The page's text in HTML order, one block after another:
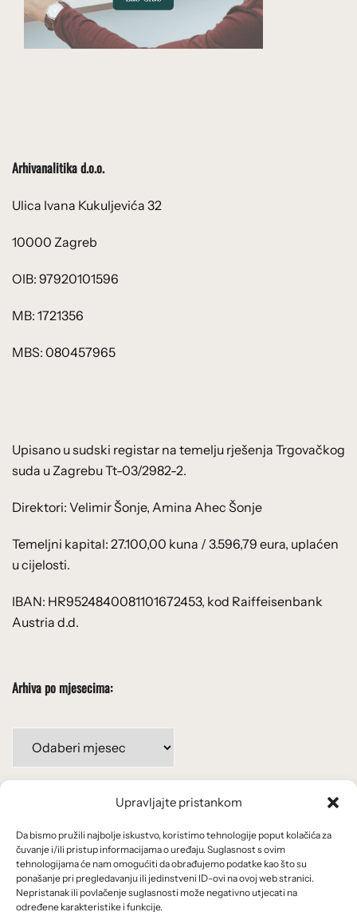
Upravljajte pristankom
Da bismo pružili najbolje iskustvo, koristimo tehnologije poput kolačića za
čuvanje i/ili pristup informacijama o uređaju. Suglasnost s ovim
tehnologijama će nam omogućiti da obrađujemo podatke kao što su
ponašanje pri pregledavanju ili jedinstveni ID-ovi na ovoj web stranici.
Nepristanak ili povlačenje suglasnosti može negativno utjecati na
određene karakteristike i funkcije.
Arhivanalitika d.o.o.
Ulica Ivana Kukuljevića 32
10000 Zagreb
OIB: 97920101596
MB: 1721356
MBS: 080457965
Upisano u sudski registar na temelju rješenja Trgovačkog
suda u Zagrebu Tt-03/2982-2.
Direktori: Velimir Šonje, Amina Ahec Šonje
Temeljni kapital: 27.100,00 kuna / 3.596,79 eura, uplaćen
u cijelosti.
IBAN: HR9524840081101672453, kod Raiffeisenbank
Austria d.d.
Arhiva po mjesecima:
mjesecima:
Uvjeti korištenja
Politika privatnosti